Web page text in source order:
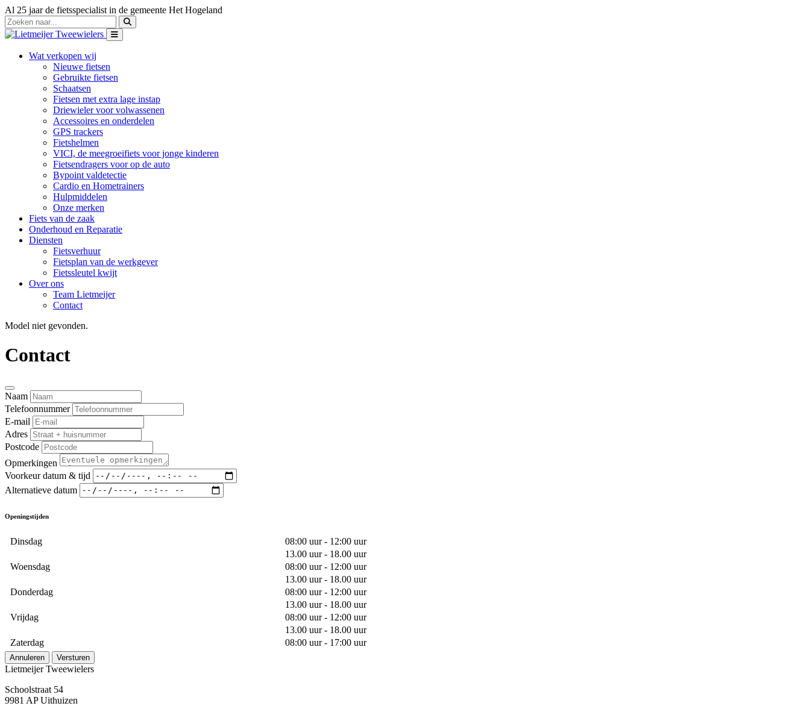
Al 25 jaar de fietsspecialist in de gemeente Het Hogeland
Wat verkopen wij
Nieuwe fietsen
Gebruikte fietsen
Schaatsen
Fietsen met extra lage instap
Driewieler voor volwassenen
Accessoires en onderdelen
GPS trackers
Fietshelmen
VICI, de meegroeifiets voor jonge kinderen
Fietsendragers voor op de auto
Bypoint valdetectie
Cardio en Hometrainers
Hulpmiddelen
Onze merken
Fiets van de zaak
Onderhoud en Reparatie
Diensten
Fietsverhuur
Fietsplan van de werkgever
Fietssleutel kwijt
Over ons
Team Lietmeijer
Contact
Model niet gevonden.
Contact
Naam
Telefoonnummer
E-mail
Adres
Postcode
Opmerkingen
Voorkeur datum & tijd
Alternatieve datum
Openingstijden
Dinsdag
08:00 uur - 12:00 uur
13.00 uur - 18.00 uur
Woensdag
08:00 uur - 12:00 uur
13.00 uur - 18.00 uur
Donderdag
08:00 uur - 12:00 uur
13.00 uur - 18.00 uur
Vrijdag
08:00 uur - 12:00 uur
13.00 uur - 18.00 uur
Zaterdag
08:00 uur - 17:00 uur
Annuleren Versturen
Lietmeijer Tweewielers
Schoolstraat 54
9981 AP Uithuizen